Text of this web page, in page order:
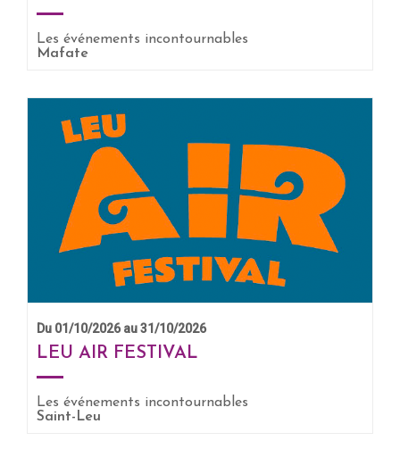
EN SAVOIR +
Les événements incontournables
Mafate
Du 01/10/2026 au 31/10/2026
LEU AIR FESTIVAL
Les événements incontournables
Saint-Leu